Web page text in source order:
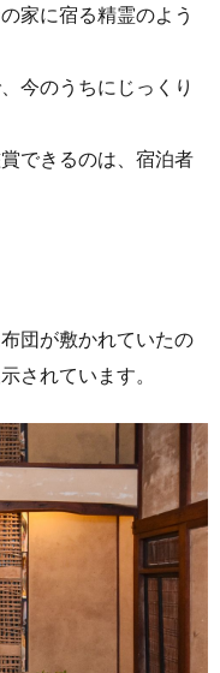
家に宿る精霊のよう
今のうちにじっくり
できるのは、宿泊者
団が敷かれていたの
されています。